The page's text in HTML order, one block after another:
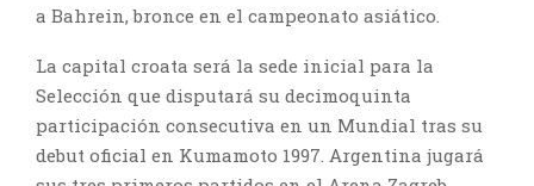
a Bahrein, bronce en el campeonato asiático.
La capital croata será la sede inicial para la
Selección que disputará su decimoquinta
participación consecutiva en un Mundial tras su
debut oficial en Kumamoto 1997. Argentina jugará